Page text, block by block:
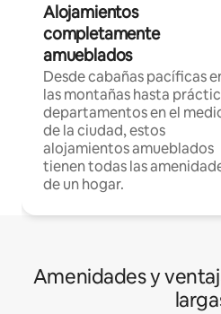
Alojamientos
completamente
amueblados
Desde cabañas pacíficas
las montañas hasta
departamentos en el
de la ciudad, estos
alojamientos amueblados
tienen todas las
de un hogar.
Amenidades y